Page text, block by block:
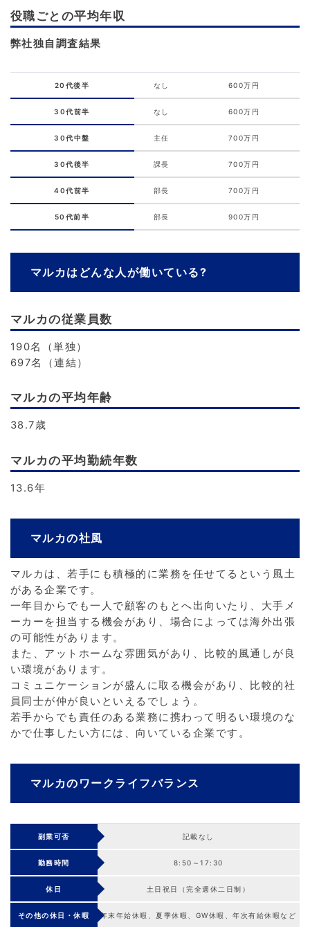
役職ごとの平均年収
弊社独自調査結果
20代後半 なし 600万円
30代前半 なし 600万円
30代中盤 主任 700万円
30代後半 課長 700万円
40代前半 部長 700万円
50代前半 部長 900万円
マルカはどんな人が働いている?
マルカの従業員数
190名（単独）
697名（連結）
マルカの平均年齢
38.7歳
マルカの平均勤続年数
13.6年
マルカの社風
マルカは、若手にも積極的に業務を任せてるという風土
がある企業です。
一年目からでも一人で顧客のもとへ出向いたり、大手メ
ーカーを担当する機会があり、場合によっては海外出張
の可能性があります。
また、アットホームな雰囲気があり、比較的風通しが良
い環境があります。
コミュニケーションが盛んに取る機会があり、比較的社
員同士が仲が良いといえるでしょう。
若手からでも責任のある業務に携わって明るい環境のな
かで仕事したい方には、向いている企業です。
マルカのワークライフバランス
副業可否 記載なし
勤務時間 8:50～17:30
休日 土日祝日（完全週休二日制）
その他の休日・休暇 年末年始休暇、夏季休暇、GW休暇、年次有給休暇など